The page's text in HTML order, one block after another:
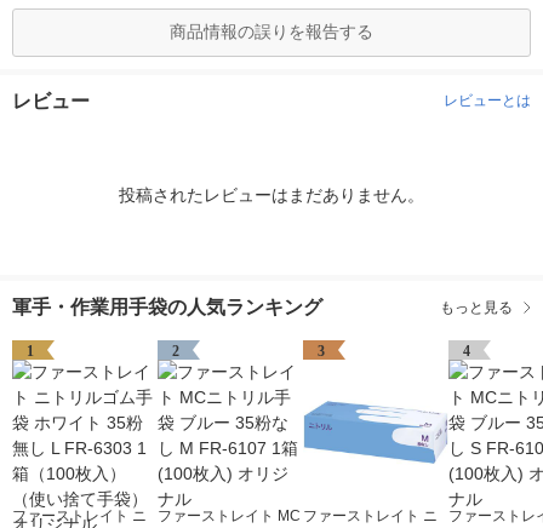
商品情報の誤りを報告する
レビュー レビューとは
投稿されたレビューはまだありません。
軍手・作業用手袋の人気ランキング もっと見る
1
ファーストレイト ニ
2
ファーストレイト MC
3
ファーストレイト ニ
4
ファーストレ